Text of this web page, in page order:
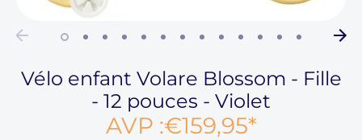
Vélo enfant Volare Blossom - Fille
- 12 pouces - Violet
AVP :€159,95*